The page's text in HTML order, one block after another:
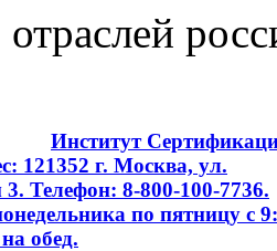
отраслей
Институт
121352 г. Москва, ул.
Телефон: 8-800-100-7736.
по пятницу с
обед.